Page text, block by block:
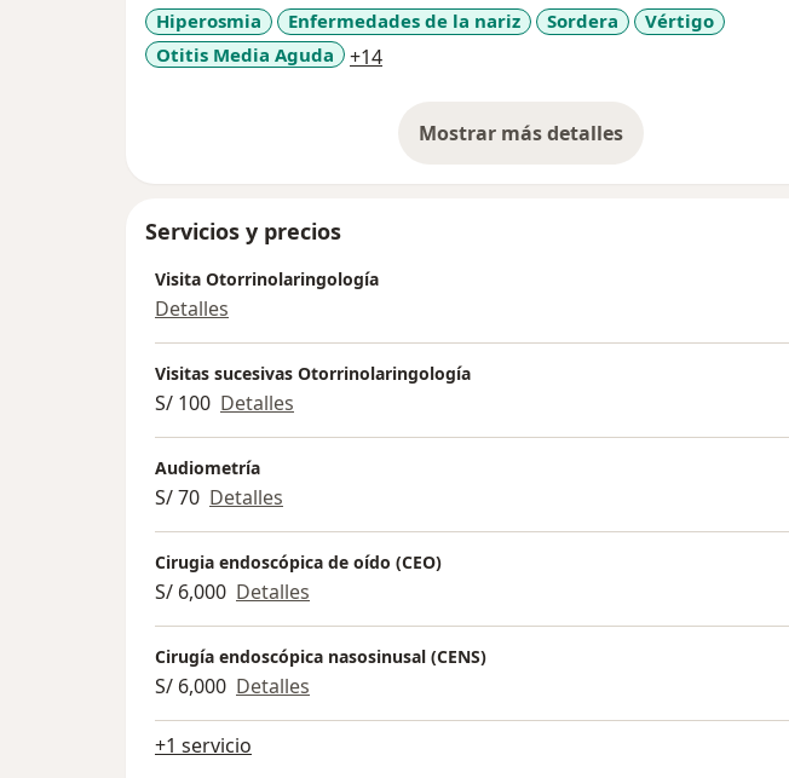
Hiperosmia Enfermedades de la nariz Sordera
Vértigo
Otitis Media Aguda
+14a11y_sr_more_diseases
Mostrar más detalles
sobre la experiencia
Servicios y precios
Visita Otorrinolaringología
Detalles
Visitas sucesivas Otorrinolaringología
S/ 100 Detalles
Audiometría
S/ 70 Detalles
Cirugia endoscópica de oído (CEO)
S/ 6,000 Detalles
Cirugía endoscópica nasosinusal (CENS)
S/ 6,000 Detalles
+1 servicio